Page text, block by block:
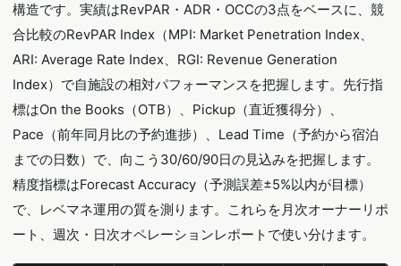
構造です。実績はRevPAR・ADR・OCCの3点をベースに、競
合比較のRevPAR Index（MPI: Market Penetration Index、
ARI: Average Rate Index、RGI: Revenue Generation
Index）で自施設の相対パフォーマンスを把握します。先行指
標はOn the Books（OTB）、Pickup（直近獲得分）、
Pace（前年同月比の予約進捗）、Lead Time（予約から宿泊
までの日数）で、向こう30/60/90日の見込みを把握します。
精度指標はForecast Accuracy（予測誤差±5%以内が目標）
で、レベマネ運用の質を測ります。これらを月次オーナーリポ
ート、週次・日次オペレーションレポートで使い分けます。